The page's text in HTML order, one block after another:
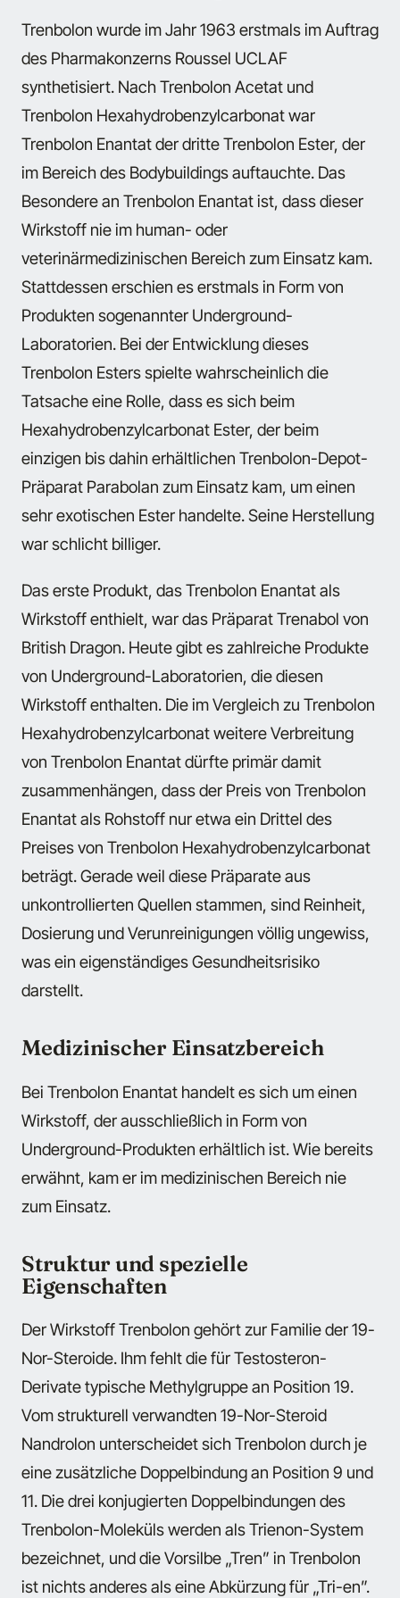
Trenbolon wurde im Jahr 1963 erstmals im Auftrag
des Pharmakonzerns Roussel UCLAF
synthetisiert. Nach Trenbolon Acetat und
Trenbolon Hexahydrobenzylcarbonat war
Trenbolon Enantat der dritte Trenbolon Ester, der
im Bereich des Bodybuildings auftauchte. Das
Besondere an Trenbolon Enantat ist, dass dieser
Wirkstoff nie im human- oder
veterinärmedizinischen Bereich zum Einsatz kam.
Stattdessen erschien es erstmals in Form von
Produkten sogenannter Underground-
Laboratorien. Bei der Entwicklung dieses
Trenbolon Esters spielte wahrscheinlich die
Tatsache eine Rolle, dass es sich beim
Hexahydrobenzylcarbonat Ester, der beim
einzigen bis dahin erhältlichen Trenbolon-Depot-
Präparat Parabolan zum Einsatz kam, um einen
sehr exotischen Ester handelte. Seine Herstellung
war schlicht billiger.
Das erste Produkt, das Trenbolon Enantat als
Wirkstoff enthielt, war das Präparat Trenabol von
British Dragon. Heute gibt es zahlreiche Produkte
von Underground-Laboratorien, die diesen
Wirkstoff enthalten. Die im Vergleich zu Trenbolon
Hexahydrobenzylcarbonat weitere Verbreitung
von Trenbolon Enantat dürfte primär damit
zusammenhängen, dass der Preis von Trenbolon
Enantat als Rohstoff nur etwa ein Drittel des
Preises von Trenbolon Hexahydrobenzylcarbonat
beträgt. Gerade weil diese Präparate aus
unkontrollierten Quellen stammen, sind Reinheit,
Dosierung und Verunreinigungen völlig ungewiss,
was ein eigenständiges Gesundheitsrisiko
darstellt.
Medizinischer Einsatzbereich
Bei Trenbolon Enantat handelt es sich um einen
Wirkstoff, der ausschließlich in Form von
Underground-Produkten erhältlich ist. Wie bereits
erwähnt, kam er im medizinischen Bereich nie
zum Einsatz.
Struktur und spezielle
Eigenschaften
Der Wirkstoff Trenbolon gehört zur Familie der 19-
Nor-Steroide. Ihm fehlt die für Testosteron-
Derivate typische Methylgruppe an Position 19.
Vom strukturell verwandten 19-Nor-Steroid
Nandrolon unterscheidet sich Trenbolon durch je
eine zusätzliche Doppelbindung an Position 9 und
11. Die drei konjugierten Doppelbindungen des
Trenbolon-Moleküls werden als Trienon-System
bezeichnet, und die Vorsilbe „Tren” in Trenbolon
ist nichts anderes als eine Abkürzung für „Tri-en”.